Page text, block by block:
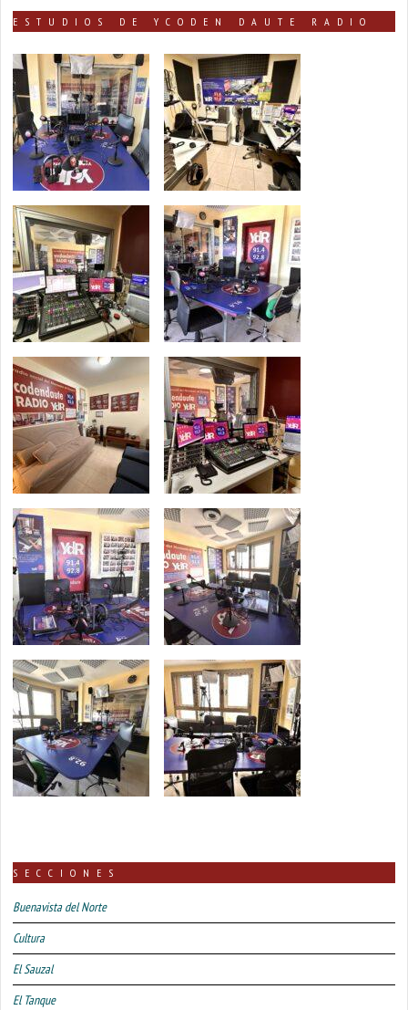
ESTUDIOS DE YCODEN DAUTE RADIO
SECCIONES
Buenavista del Norte
Cultura
El Sauzal
El Tanque